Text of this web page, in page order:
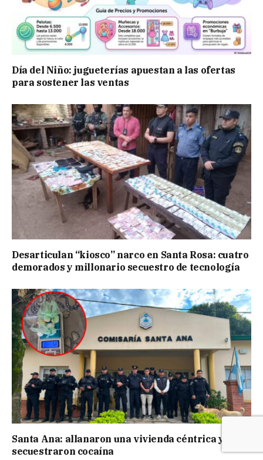
Día del Niño: jugueterías apuestan a las ofertas
para sostener las ventas
Desarticulan “kiosco” narco en Santa Rosa: cuatro
demorados y millonario secuestro de tecnología
Santa Ana: allanaron una vivienda céntrica y
secuestraron cocaína